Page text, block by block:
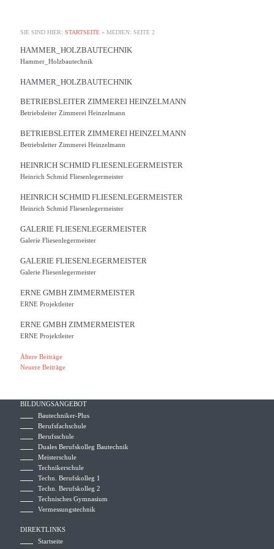
SIE SIND HIER:STARTSEITE »MEDIEN: SEITE 2
HAMMER_HOLZBAUTECHNIK
Hammer_Holzbautechnik
HAMMER_HOLZBAUTECHNIK
BETRIEBSLEITER ZIMMEREI HEINZELMANN
Betriebsleiter Zimmerei Heinzelmann
BETRIEBSLEITER ZIMMEREI HEINZELMANN
Betriebsleiter Zimmerei Heinzelmann
HEINRICH SCHMID FLIESENLEGERMEISTER
Heinrich Schmid Fliesenlegermeister
HEINRICH SCHMID FLIESENLEGERMEISTER
Heinrich Schmid Fliesenlegermeister
GALERIE FLIESENLEGERMEISTER
Galerie Fliesenlegermeister
GALERIE FLIESENLEGERMEISTER
Galerie Fliesenlegermeister
ERNE GMBH ZIMMERMEISTER
ERNE Projektleiter
ERNE GMBH ZIMMERMEISTER
ERNE Projektleiter
BEITRAGSNAVIGATION
Ältere Beiträge
Neuere Beiträge
BILDUNGSANGEBOT
Bautechniker-Plus
Berufsfachschule
Berufsschule
Duales Berufskolleg Bautechnik
Meisterschule
Technikerschule
Techn. Berufskolleg 1
Techn. Berufskolleg 2
Technisches Gymnasium
Vermessungstechnik
DIREKTLINKS
Startseite